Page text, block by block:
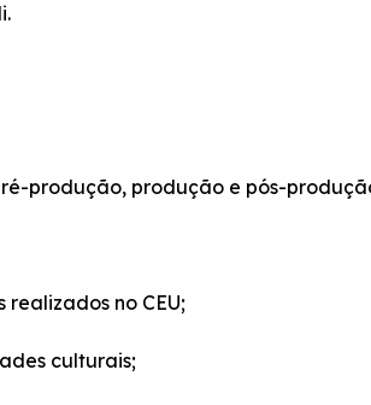
produção, produção e pós-
no CEU;
culturais;